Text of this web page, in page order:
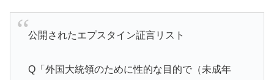
公開されたエプスタイン証言リスト
Q「外国大統領のために性的な目的で（未成年